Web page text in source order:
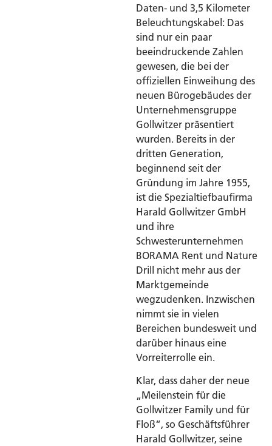
Daten- und 3,5 Kilometer
Beleuchtungskabel: Das
sind nur ein paar
beeindruckende Zahlen
gewesen, die bei der
offiziellen Einweihung des
neuen Bürogebäudes der
Unternehmensgruppe
Gollwitzer präsentiert
wurden. Bereits in der
dritten Generation,
beginnend seit der
Gründung im Jahre 1955,
ist die Spezialtiefbaufirma
Harald Gollwitzer GmbH
und ihre
Schwesterunternehmen
BORAMA Rent und Nature
Drill nicht mehr aus der
Marktgemeinde
wegzudenken. Inzwischen
nimmt sie in vielen
Bereichen bundesweit und
darüber hinaus eine
Vorreiterrolle ein.
Klar, dass daher der neue
„Meilenstein für die
Gollwitzer Family und für
Floß“, so Geschäftsführer
Harald Gollwitzer, seine